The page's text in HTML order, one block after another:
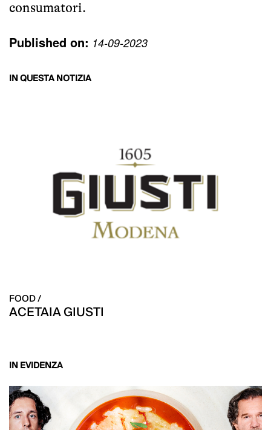
consumatori.
Published on: 14-09-2023
IN QUESTA NOTIZIA
FOOD /
ACETAIA GIUSTI
IN EVIDENZA